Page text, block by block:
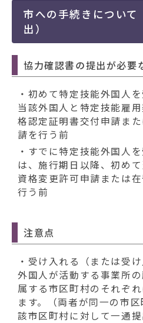
市への手続きについて
出）
協力確認書の提出が必要
・初めて特定技能外国人
当該外国人と特定技能雇
格認定証明書交付申請ま
請を行う前
・すでに特定技能外国人
は、施行期日以降、初め
資格変更許可申請または
行う前
注意点
・受け入れる（または受
外国人が活動する事業所
属する市区町村のそれぞ
ます。（両者が同一の市
該市区町村に対して一通提